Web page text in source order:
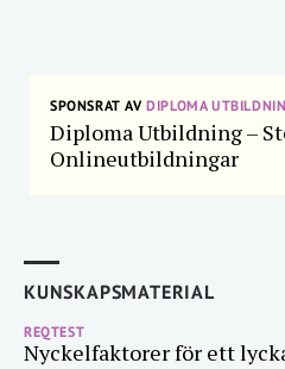
SPONSRAT AVDIPLOMA
Diploma Utbildning –
Onlineutbildningar
KUNSKAPSMATERIAL
REQTEST
Nyckelfaktorer för ett